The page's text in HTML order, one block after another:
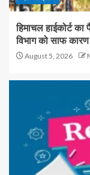
हिमाचल हाईकोर्ट
विभाग को साफ कारण
August 5, 2026